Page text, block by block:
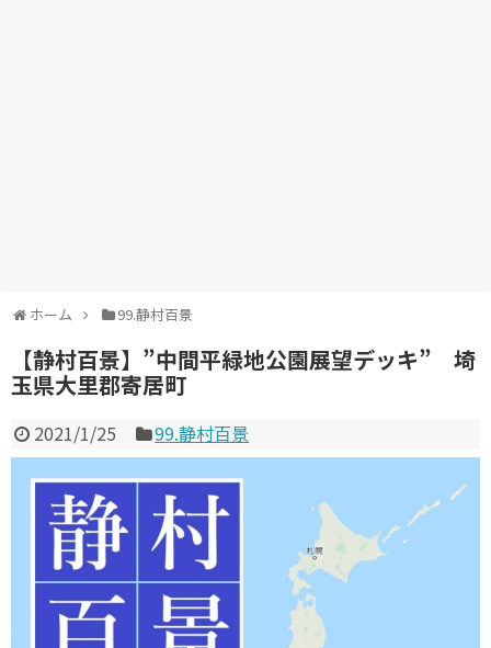
ホーム 99.静村百景
【静村百景】”中間平緑地公園展望デッキ” 埼
玉県大里郡寄居町
2021/1/25 99.静村百景